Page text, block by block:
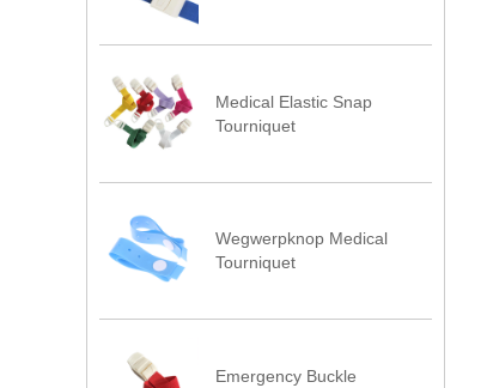
Medical Elastic Snap
Tourniquet
Wegwerpknop Medical
Tourniquet
Emergency Buckle